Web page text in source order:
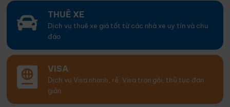
THUÊ XE
Dịch vụ thuê xe giá tốt từ các nhà xe uy tín và chu
đáo
VISA
Dịch vụ Visa nhanh, rẻ. Visa trọn gói, thủ tục đơn
giản